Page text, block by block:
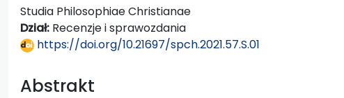
Studia Philosophiae Christianae
Dział: Recenzje i sprawozdania
https://doi.org/10.21697/spch.2021.57.S.01
Abstrakt